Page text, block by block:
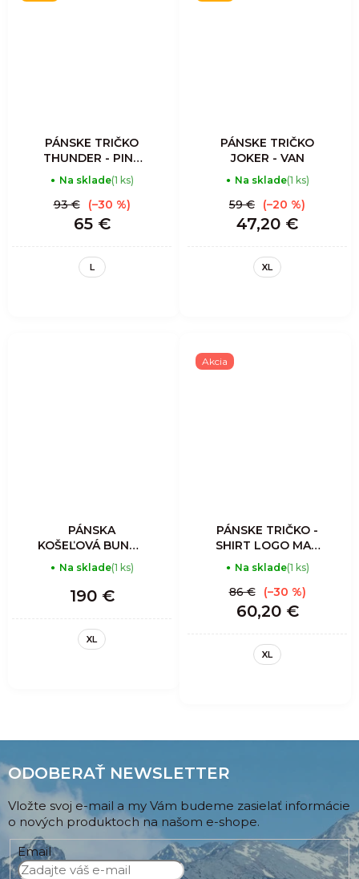
PÁNSKE TRIČKO
THUNDER - PINE
TREE
Na sklade(1 ks)
65 €
93 € (–30 %)
L
PÁNSKE TRIČKO
JOKER - VAN
Na sklade(1 ks)
47,20 €
59 € (–20 %)
XL
PÁNSKA
KOŠEĽOVÁ BUNDA
- AVISTA
MOUNTAIN
CLIMBERS
OVERSHIRT MAN
Na sklade(1 ks)
190 €
XL
Akcia
PÁNSKE TRIČKO -
SHIRT LOGO MAN
- LIKEN
Na sklade(1 ks)
60,20 €
86 € (–30 %)
XL
ODOBERAŤ NEWSLETTER
Vložte svoj e-mail a my Vám budeme zasielať informácie
o nových produktoch na našom e-shope.
Email